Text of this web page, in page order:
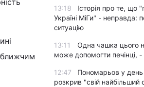
13:18
Історія про те, що
Україні МіГи" - неправда:
ситуацію
13:11
Одна чашка цього
може допомогти печінці, -
12:47
Пономарьов у день
розкрив "свій найбільший